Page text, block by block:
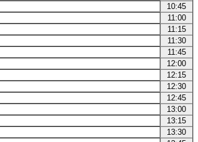
10:45
11:00
11:15
11:30
11:45
12:00
12:15
12:30
12:45
13:00
13:15
13:30